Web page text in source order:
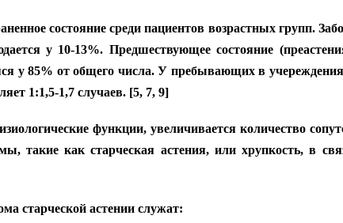
состояние среди пациентов возрастных групп.
у 10-13%. Предшествующее состояние
у 85% от общего числа. У пребывающих в
1:1,5-1,7 случаев. [5, 7, 9]
функции, увеличивается количество
такие как старческая астения, или хрупкость,
старческой астении служат: